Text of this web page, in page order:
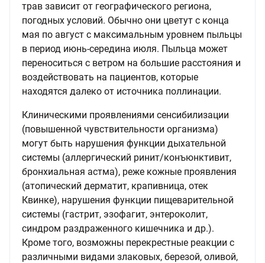
трав зависит от географического региона,
погодных условий. Обычно они цветут с конца
мая по август с максимальным уровнем пыльцы
в период июнь-середина июля. Пыльца может
переноситься с ветром на большие расстояния и
воздействовать на пациентов, которые
находятся далеко от источника поллинации.
Клиническими проявлениями сенсибилизации
(повышенной чувствительности организма)
могут быть нарушения функции дыхательной
системы (аллергический ринит/конъюнктивит,
бронхиальная астма), реже кожные проявления
(атопический дерматит, крапивница, отек
Квинке), нарушения функции пищеварительной
системы (гастрит, эзофагит, энтероколит,
синдром раздраженного кишечника и др.).
Кроме того, возможны перекрестные реакции с
различными видами злаковых, березой, оливой,